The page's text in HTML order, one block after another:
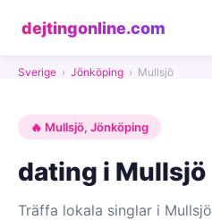
dejtingonline.com
Sverige › Jönköping › Mullsjö
🔥 Mullsjö, Jönköping
dating i Mullsjö
Träffa lokala singlar i Mullsjö